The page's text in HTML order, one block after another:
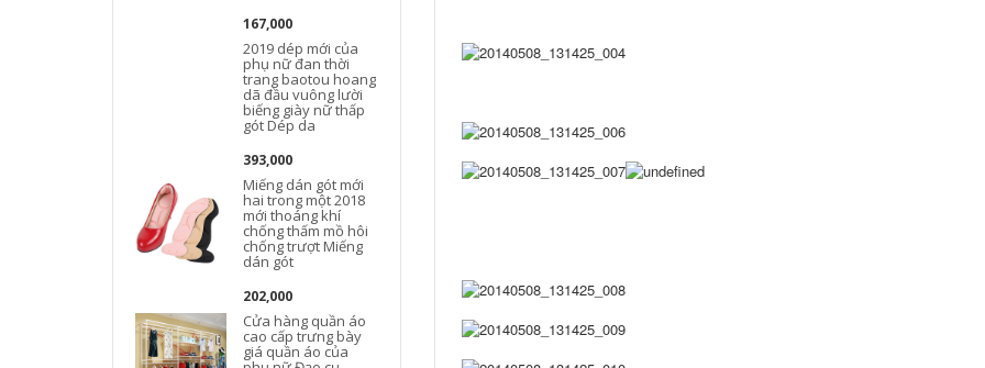
167,000
2019 dép mới của
phụ nữ đan thời
trang baotou hoang
dã đầu vuông lười
biếng giày nữ thấp
gót Dép da
393,000
Miếng dán gót mới
hai trong một 2018
mới thoáng khí
chống thấm mồ hôi
chống trượt Miếng
dán gót
202,000
Cửa hàng quần áo
cao cấp trưng bày
giá quần áo của